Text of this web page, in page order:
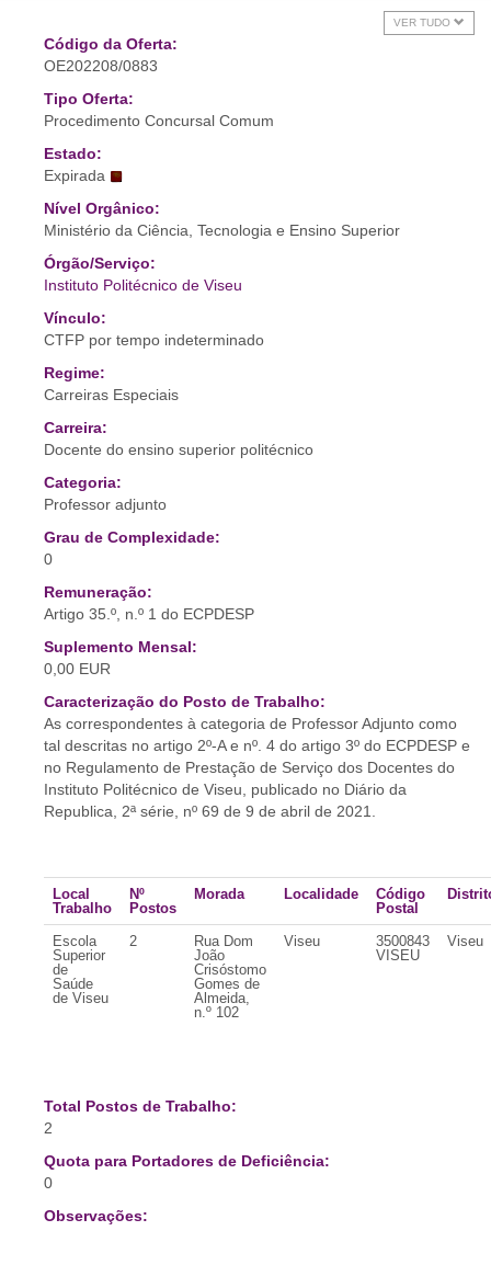
VER TUDO
Código da Oferta:
OE202208/0883
Tipo Oferta:
Procedimento Concursal Comum
Estado:
Expirada
Nível Orgânico:
Ministério da Ciência, Tecnologia e Ensino Superior
Órgão/Serviço:
Instituto Politécnico de Viseu
Vínculo:
CTFP por tempo indeterminado
Regime:
Carreiras Especiais
Carreira:
Docente do ensino superior politécnico
Categoria:
Professor adjunto
Grau de Complexidade:
0
Remuneração:
Artigo 35.º, n.º 1 do ECPDESP
Suplemento Mensal:
0,00 EUR
Caracterização do Posto de Trabalho:
As correspondentes à categoria de Professor Adjunto como
tal descritas no artigo 2º-A e nº. 4 do artigo 3º do ECPDESP e
no Regulamento de Prestação de Serviço dos Docentes do
Instituto Politécnico de Viseu, publicado no Diário da
Republica, 2ª série, nº 69 de 9 de abril de 2021.
Local
Trabalho
Nº
Postos
Morada Localidade
Código
Postal
Escola
Superior
de
Saúde
de Viseu
2
Rua Dom
João
Crisóstomo
Gomes de
Almeida,
n.º 102
Viseu
3500843
VISEU
Viseu
Total Postos de Trabalho:
2
Quota para Portadores de Deficiência:
0
Observações: